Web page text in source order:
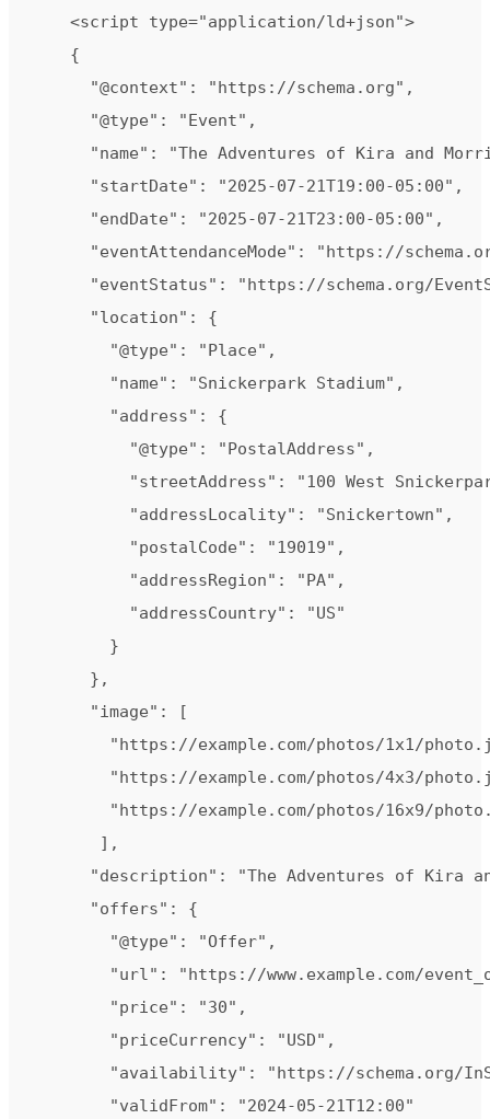
<script type="application/ld+json">
{
"@context": "https://schema.org",
"@type": "Event",
"name": "The Adventures of Kira and
"startDate": "2025-07-21T19:00-05:00",
"endDate": "2025-07-21T23:00-05:00",
"eventAttendanceMode": "https://
"eventStatus": "https://schema.org/
"location": {
"@type": "Place",
"name": "Snickerpark Stadium",
"address": {
"@type": "PostalAddress",
"streetAddress": "100 West
"addressLocality": "Snickertown",
"postalCode": "19019",
"addressRegion": "PA",
"addressCountry": "US"
}
},
"image": [
"https://example.com/photos/1x1/
"https://example.com/photos/4x3/
"https://example.com/photos/16x9/
],
"description": "The Adventures of Kira and
"offers": {
"@type": "Offer",
"url": "https://www.example.com/
"price": "30",
"priceCurrency": "USD",
"availability": "https://schema.org/
"validFrom": "2024-05-21T12:00"